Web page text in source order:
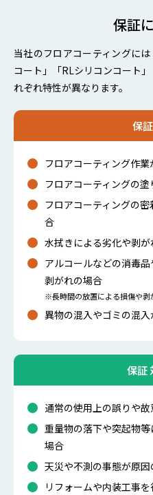
保証
当社のフロアコーティングに
コート」「RLシリコンコート
れぞれ特性が異なります。
保
フロアコーティング作
フロアコーティングの
フロアコーティングの
合
水拭きによる劣化や剥
アルコールなどの消毒
剥がれの場合
※長時間の放置による損傷や剥
異物の混入やゴミの混
保証
通常の使用上の誤りや
重量物の落下や突起物
場合
天災や不測の事態が原
リフォームや内装工事